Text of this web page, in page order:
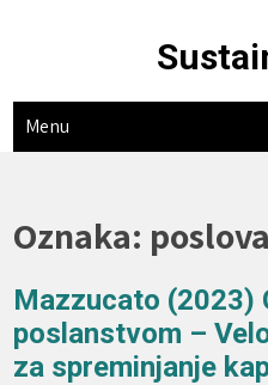
Menu
Oznaka:
Mazzucato (2023)
poslanstvom –
za spreminjanje